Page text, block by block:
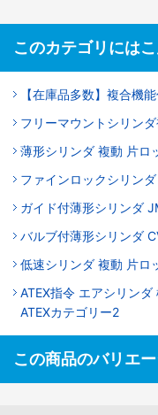
このカテゴリには
【在庫品多数】複合機
フリーマウントシリン
薄形シリンダ 複動 片ロ
ファインロックシリン
ガイド付薄形シリンダ
バルブ付薄形シリンダ
低速シリンダ 複動 片ロ
ATEX指令 エアシリン
ATEXカテゴリー2
この商品のバリエ